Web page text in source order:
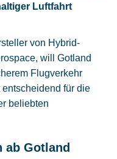
Luftfahrt
von Hybrid-
will Gotland
Flugverkehr
für die
beliebten
ab Gotland